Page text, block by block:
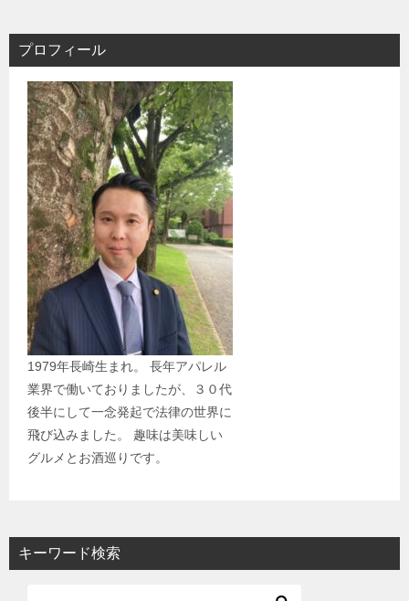
プロフィール
1979年長崎生まれ。 長年アパレル
業界で働いておりましたが、３０代
後半にして一念発起で法律の世界に
飛び込みました。 趣味は美味しい
グルメとお酒巡りです。
キーワード検索